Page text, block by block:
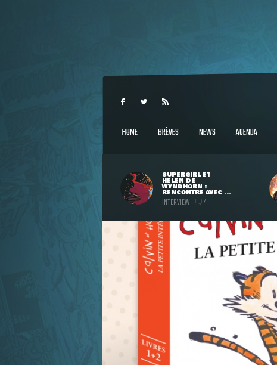
HOME BRÈVES NEWS AGENDA
SUPERGIRL ET
HELEN DE
WYNDHORN :
RENCONTRE AVEC ...
INTERVIEW 4